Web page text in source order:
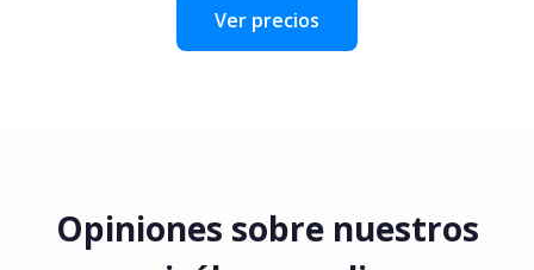
Ver precios
Opiniones sobre nuestros